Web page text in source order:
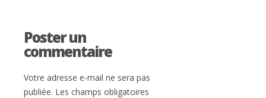
Poster un
commentaire
Votre adresse e-mail ne sera pas
publiée. Les champs obligatoires